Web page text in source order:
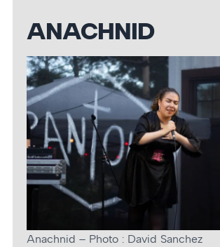
ANACHNID
Anachnid – Photo : David Sanchez